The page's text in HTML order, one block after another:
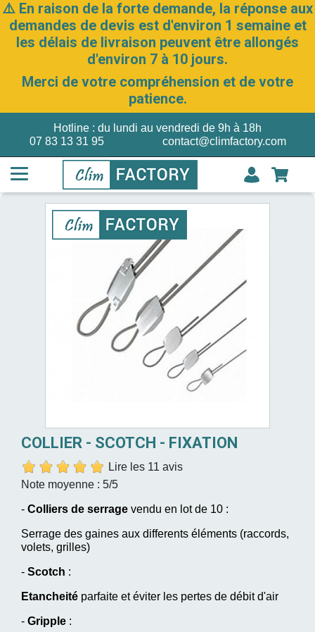
⚠️ En raison de la forte demande, la réponse aux
demandes de devis est d'environ 1 semaine et
les délais de livraison peuvent être allongés
d'environ 7 à 10 jours.
Merci de votre compréhension et de votre
patience.
07 83 13 31 95
Hotline : du lundi au vendredi de 9h à 18h
contact@climfactory.com
COLLIER - SCOTCH - FIXATION
Lire les 11 avis
Note moyenne : 5/5
- Colliers de serrage vendu en lot de 10 :
Serrage des gaines aux differents éléments (raccords,
volets, grilles)
- Scotch :
Etancheité parfaite et éviter les pertes de débit d'air
- Gripple :